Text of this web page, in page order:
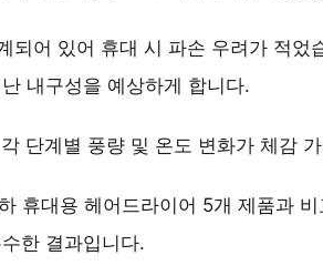
되어 있어 휴대 시 파손 우려가 적었
내구성을 예상하게 합니다.
단계별 풍량 및 온도 변화가 체감
휴대용 헤어드라이어 5개 제품과 비
한 결과입니다.